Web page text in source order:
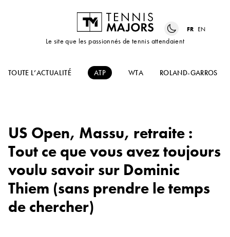
Le site que les passionnés de tennis attendaient
FR EN
TOUTE L’ACTUALITÉ ATP WTA ROLAND-GARROS
US Open, Massu, retraite :
Tout ce que vous avez toujours
voulu savoir sur Dominic
Thiem (sans prendre le temps
de chercher)